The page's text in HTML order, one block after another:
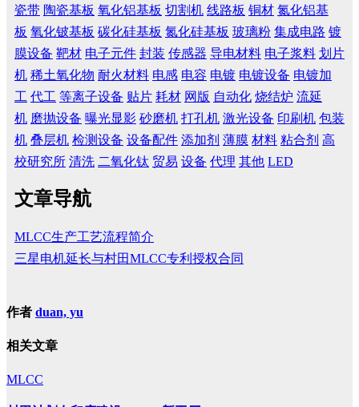
瓷带 陶瓷基板 氧化铝基板 切割机 线路板 铜材 氮化铝基
板 氧化铍基板 碳化硅基板 氮化硅基板 玻璃粉 集成电路 镀
膜设备 靶材 电子元件 封装 传感器 导电材料 电子浆料 划片
机 稀土氧化物 耐火材料 电感 电容 电镀 电镀设备 电镀加
工 代工 等离子设备 贴片 耗材 网版 自动化 烧结炉 流延
机 磨抛设备 曝光显影 砂磨机 打孔机 激光设备 印刷机 包装
机 叠层机 检测设备 设备配件 添加剂 薄膜 材料 粘合剂 高
校研究所 清洗 二氧化钛 贸易 设备 代理 其他 LED
文章导航
MLCC​生产工艺流程简介
​三星电机延长与村田MLCC专利授权合同
作者 duan, yu
相关文章
MLCC